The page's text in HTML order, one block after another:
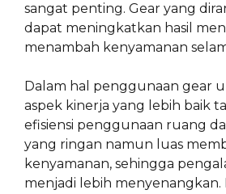
sangat penting. Gear yang
dapat meningkatkan hasil
menambah kenyamanan
Dalam hal penggunaan gear
aspek kinerja yang lebih baik
efisiensi penggunaan ruang
yang ringan namun luas
kenyamanan, sehingga
menjadi lebih menyenangkan.